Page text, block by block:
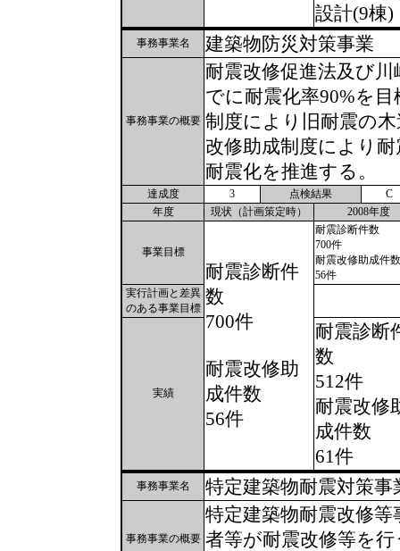
設計(9棟)
事務事業名 建築物防災対策事業
事務事業の概要
耐震改修促進法及び
でに耐震化率90%を
制度により旧耐震の
改修助成制度により
耐震化を推進する。
達成度 3 点検結果
C
年度
現状（計画策定時） 2008年度
事業目標
耐震診断件
数
700件
耐震改修助
成件数
56件
耐震診断件数
700件
耐震改修助成件数
56件
実行計画と差異
のある事業目標
実績
耐震診断
数
512件
耐震改修
成件数
61件
事務事業名 特定建築物耐震対策事
事務事業の概要
特定建築物耐震改修
者等が耐震改修等を